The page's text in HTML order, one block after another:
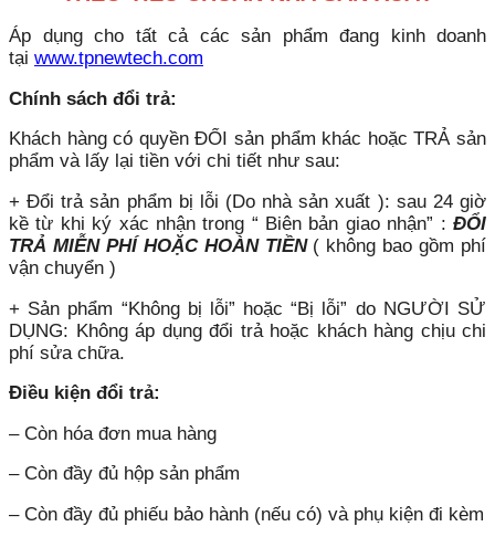
Áp dụng cho tất cả các sản phẩm đang kinh doanh
tại www.tpnewtech.com
Chính sách đổi trả:
Khách hàng có quyền ĐỔI sản phẩm khác hoặc TRẢ sản
phẩm và lấy lại tiền với chi tiết như sau:
+ Đổi trả sản phẩm bị lỗi (Do nhà sản xuất ): sau 24 giờ
kề từ khi ký xác nhận trong “ Biên bản giao nhận” : ĐỔI
TRẢ MIỄN PHÍ HOẶC HOÀN TIỀN( không bao gồm phí
vận chuyển )
+ Sản phẩm “Không bị lỗi” hoặc “Bị lỗi” do NGƯỜI SỬ
DỤNG: Không áp dụng đổi trả hoặc khách hàng chịu chi
phí sửa chữa.
Điều kiện đổi trả:
– Còn hóa đơn mua hàng
– Còn đầy đủ hộp sản phẩm
– Còn đầy đủ phiếu bảo hành (nếu có) và phụ kiện đi kèm